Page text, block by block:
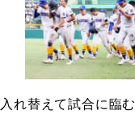
れ替えて試合に臨